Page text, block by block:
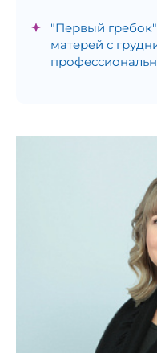
"Первый
матерей с